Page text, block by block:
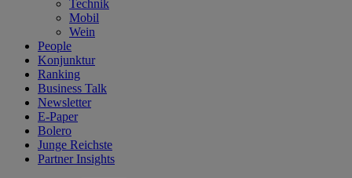
Technik
Mobil
Wein
People
Konjunktur
Ranking
Business Talk
Newsletter
E-Paper
Bolero
Junge Reichste
Partner Insights